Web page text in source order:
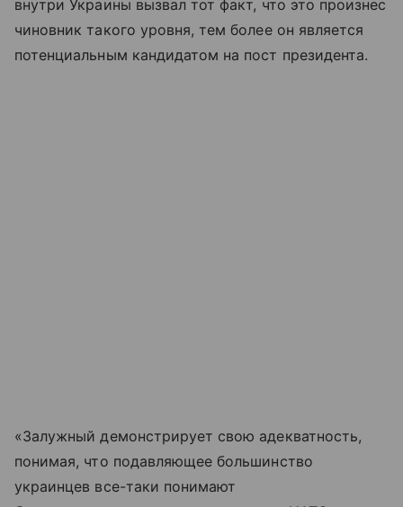
внутри Украины вызвал тот факт, что это произнес
чиновник такого уровня, тем более он является
потенциальным кандидатом на пост президента.
«Залужный демонстрирует свою адекватность,
понимая, что подавляющее большинство
украинцев все-таки понимают